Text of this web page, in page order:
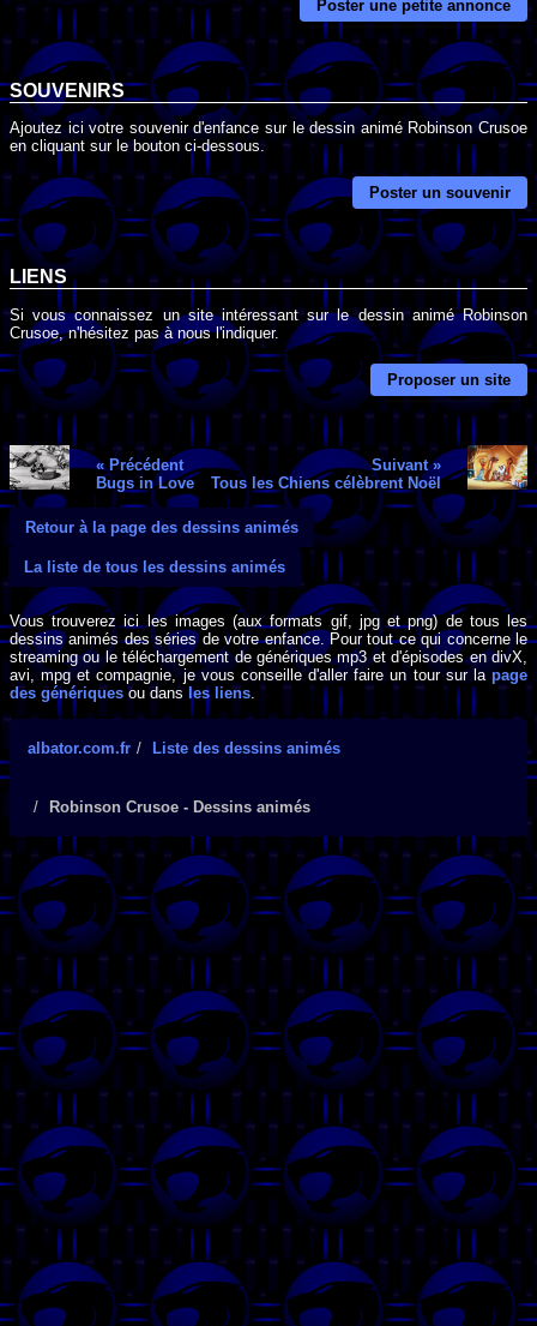
Poster une petite annonce
SOUVENIRS
Ajoutez ici votre souvenir d'enfance sur le dessin animé Robinson Crusoe
en cliquant sur le bouton ci-dessous.
Poster un souvenir
LIENS
Si vous connaissez un site intéressant sur le dessin animé Robinson
Crusoe, n'hésitez pas à nous l'indiquer.
Proposer un site
« Précédent
Bugs in Love
Suivant »
Tous les Chiens célèbrent Noël
Retour à la page des dessins animés
La liste de tous les dessins animés
Vous trouverez ici les images (aux formats gif, jpg et png) de tous les
dessins animés des séries de votre enfance. Pour tout ce qui concerne le
streaming ou le téléchargement de génériques mp3 et d'épisodes en divX,
avi, mpg et compagnie, je vous conseille d'aller faire un tour sur lapage
des génériques ou dans les liens.
albator.com.fr Liste des dessins animés
Robinson Crusoe - Dessins animés